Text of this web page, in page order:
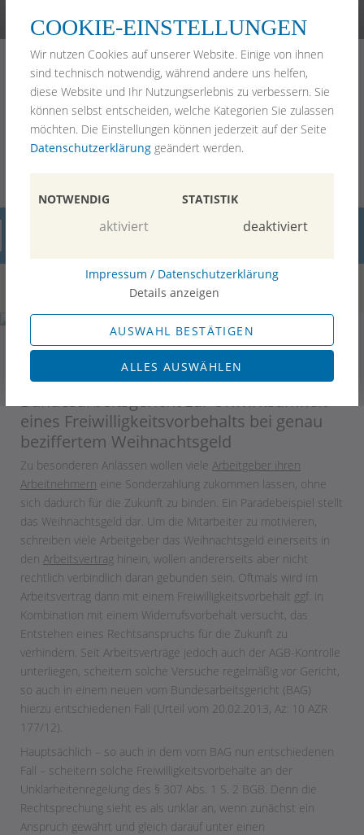
COOKIE-EINSTELLUNGEN
Wir nutzen Cookies auf unserer Website. Einige von ihnen
sind technisch notwendig, während andere uns helfen,
diese Website und Ihr Nutzungserlebnis zu verbessern. Sie
können selbst entscheiden, welche Kategorien Sie zulassen
möchten. Die Einstellungen können jederzeit auf der Seite
Datenschutzerklärunggeändert werden.
NOTWENDIG
aktiviert
STATISTIK
deaktiviert
Impressum / Datenschutzerklärung
Details anzeigen
AUSWAHL BESTÄTIGEN
ALLES AUSWÄHLEN
(089) 99 92 97 2-0 kanzlei@pawlik-rechtsanwaelte.de
Home
Arbeitsrecht
Erbrecht & Vorsorge
Mietrecht
Anwälte
Impressum
Bundesarbeitsgericht zur Unwirksamkeit
eines Freiwilligkeitsvorbehalts bei genau
beziffertem Weihnachtsgeld
Zu besonderen Anlässen wollen viele Arbeitgeber ihren
Arbeitnehmern eine Sonderzahlung zukommen lassen, ohne
sich dadurch für die Zukunft zu binden. Ein Paradebeispiel stellt
das Weihnachtsgeld dar. Um die Mitarbeiter zu motivieren,
schreiben viele Arbeitgeber das Weihnachtsgeld einerseits in
den Arbeitsvertrag hinein, wollen andererseits aber nicht
rechtlich verbindlich daran gebunden sein. Oftmals wird im
Arbeitsvertrag dann mit einem Freiwilligkeitsvorbehalt ggf. in
Kombination mit einem Widerrufsvorbehalt versucht, das
Entstehen eines Rechtsanspruchs für die Zukunft zu
verhindern. Seit Arbeitsverträge jedoch auch der AGB-Kontrolle
unterliegen, scheitern solche Versuche regelmäßig vor Gericht,
so auch in einem neuen vom Bundesarbeitsgericht (BAG)
hierzu entschiedenen Fall (Urteil vom 20.02.2013, Az: 10 AZR
177/12).
Hauptsächlich – so auch in dem vom BAG nun entschiedenen
Fall – scheitern solche Freiwilligkeitsvorbehalte an der
Unklarheitenregelung des § 307 Abs. 1 S. 2 BGB. Denn die
Rechtsprechung sieht es als unklar an, wenn zunächst ein
Anspruch gewährt und gleich darauf unter einen